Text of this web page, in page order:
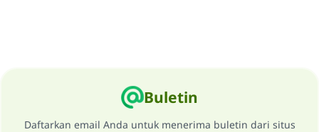
Buletin
Daftarkan email Anda untuk menerima buletin dari situs